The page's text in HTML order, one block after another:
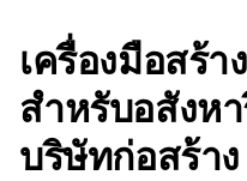
เครื่องมือสร้
สำหรับอสังห
บริษัทก่อสร้าง